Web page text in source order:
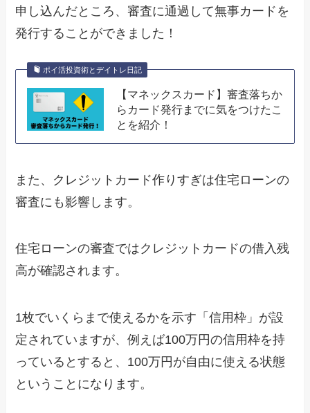
申し込んだところ、審査に通過して無事カードを
発行することができました！
ポイ活投資術とデイトレ日記
【マネックスカード】審査落ちか
らカード発行までに気をつけたこ
とを紹介！
また、クレジットカード作りすぎは住宅ローンの
審査にも影響します。
住宅ローンの審査ではクレジットカードの借入残
高が確認されます。
1枚でいくらまで使えるかを示す「信用枠」が設
定されていますが、例えば100万円の信用枠を持
っているとすると、100万円が自由に使える状態
ということになります。